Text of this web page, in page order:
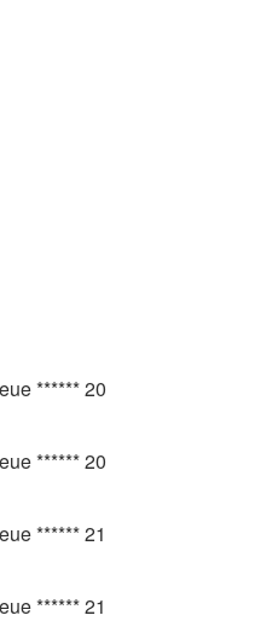
****** 20
****** 20
****** 21
****** 21